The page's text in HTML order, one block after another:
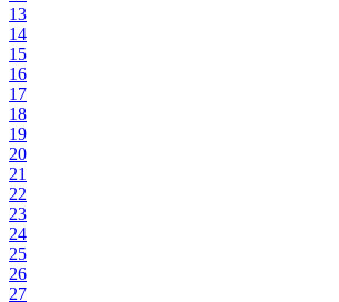
13
14
15
16
17
18
19
20
21
22
23
24
25
26
27